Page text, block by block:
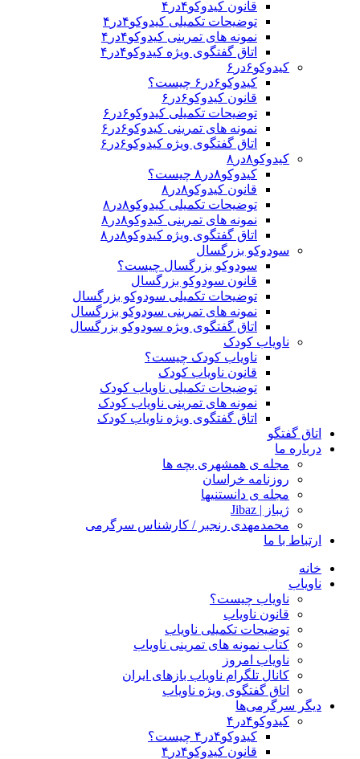
قانون کیدوکو۴در۴
توضیحات تکمیلی کیدوکو۴در۴
نمونه های تمرینی کیدوکو۴در۴
اتاق گفتگوی ویژه کیدوکو۴در۴
کیدوکو۶در۶
کیدوکو۶در۶ چیست؟
قانون کیدوکو۶در۶
توضیحات تکمیلی کیدوکو۶در۶
نمونه های تمرینی کیدوکو۶در۶
اتاق گفتگوی ویژه کیدوکو۶در۶
کیدوکو۸در۸
کیدوکو۸در۸ چیست؟
قانون کیدوکو۸در۸
توضیحات تکمیلی کیدوکو۸در۸
نمونه های تمرینی کیدوکو۸در۸
اتاق گفتگوی ویژه کیدوکو۸در۸
سودوکو بزرگسال
سودوکو بزرگسال چیست؟
قانون سودوکو بزرگسال
توضیحات تکمیلی سودوکو بزرگسال
نمونه های تمرینی سودوکو بزرگسال
اتاق گفتگوی ویژه سودوکو بزرگسال
ناویاب کودک
ناویاب کودک چیست؟
قانون ناویاب کودک
توضیحات تکمیلی ناویاب کودک
نمونه های تمرینی ناویاب کودک
اتاق گفتگوی ویژه ناویاب کودک
اتاق گفتگو
درباره ما
مجله ی همشهری بچه ها
روزنامه خراسان
مجله ی دانستنیها
ژیباز | Jibaz
محمدمهدی رنجبر / کارشناس سرگرمی
ارتباط با ما
خانه
ناویاب
ناویاب چیست؟
قانون ناویاب
توضیحات تکمیلی ناویاب
کتاب نمونه های تمرینی ناویاب
ناویاب امروز
کانال تلگرام ناویاب بازهای ایران
اتاق گفتگوی ویژه ناویاب
دیگر سرگرمی‌ها
کیدوکو۴در۴
کیدوکو۴در۴ چیست؟
قانون کیدوکو۴در۴